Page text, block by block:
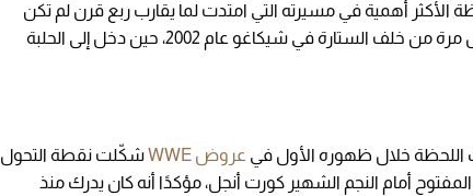
الأكثر أهمية في مسيرته التي امتدت لما يقارب ربع قرن لم تكن
لحظة انتصار أو تتويج، بل كانت لحظة خروجه لأول مرة من خلف الستارة في شيكاغو عام 2002، حين دخل إلى الحلبة
عروض WWE
شكّلت نقطة التحول
أمام النجم الشهير كورت أنجل، مؤكدًا أنه كان يدرك منذ